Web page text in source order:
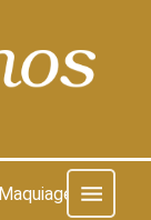
Maquiagem